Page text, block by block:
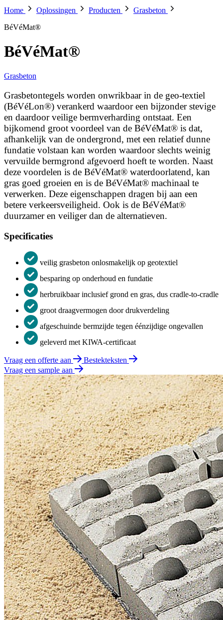
Home Oplossingen Producten
Grasbeton
BéVéMat®
BéVéMat®
Grasbeton
Grasbetontegels worden onwrikbaar in de geo-textiel
(BéVéLon®) verankerd waardoor een bijzonder stevige
en daardoor veilige bermverharding ontstaat. Een
bijkomend groot voordeel van de BéVéMat® is dat,
afhankelijk van de ondergrond, met een relatief dunne
fundatie volstaan kan worden waardoor slechts weinig
vervuilde bermgrond afgevoerd hoeft te worden. Naast
deze voordelen is de BéVéMat® waterdoorlatend, kan
gras goed groeien en is de BéVéMat® machinaal te
verwerken. Deze eigenschappen dragen bij aan een
betere verkeersveiligheid. Ook is de BéVéMat®
duurzamer en veiliger dan de alternatieven.
Specificaties
veilig grasbeton onlosmakelijk op geotextiel
besparing op onderhoud en fundatie
herbruikbaar inclusief grond en gras, dus cradle-to-cradle
groot draagvermogen door drukverdeling
afgeschuinde bermzijde tegen éénzijdige ongevallen
geleverd met KIWA-certificaat
Vraag een offerte aan
Bestekteksten
Vraag een sample aan